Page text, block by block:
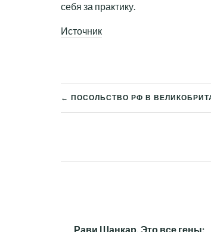
себя за практику.
Источник
НАВИГАЦИЯ
ЗАПИСЯМ
← ПОСОЛЬСТВО РФ В
Рави Шанкар. Это все гены: